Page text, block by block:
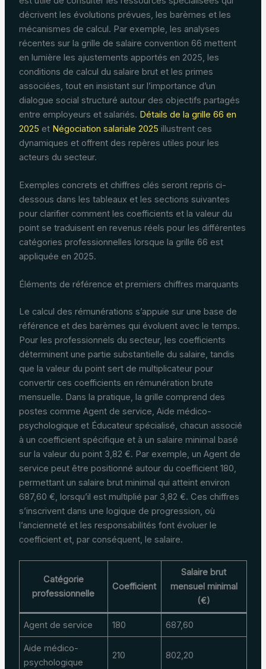
décrivent les évolutions prévues, les barèmes et les
mécanismes de calcul. Par exemple, les analyses
récentes sur la grille de salaire convention 66 mettent
en lumière les ajustements apportés en 2025, les
conditions de calcul du salaire brut et les primes
associées, tout en insistant sur l’importance d’un
dialogue social structuré autour des objectifs partagés
entre employeurs et salariés. Détails de la grille 66 en
2025 et Négociation salariale 2025 illustrent ces
dynamiques et offrent des repères utiles pour les
acteurs du secteur.
Exemples concrets et chiffres clés seront repris ci-
dessous dans les tableaux et les sections suivantes
pour clarifier comment les coefficients et la valeur du
point se traduisent en revenus réels pour les différentes
catégories professionnelles lorsque la grille 66 est
appliquée en 2025.
Éléments de référence et premiers chiffres marquants
Le calcul des rémunérations s’appuie sur une base de
référence et des barèmes qui évoluent avec le temps.
Pour les professionnels du secteur, les coefficients
déterminent une partie substantielle du salaire, tandis
que la valeur du point sert de multiplicateur pour
convertir ces coefficients en rémunération brute
mensuelle. Dans la pratique, la grille comprend des
postes comme Agent de service, Aide médico-
psychologique et Éducateur spécialisé, chacun associé
à un coefficient spécifique et à un salaire minimal basé
sur la valeur du point 3,82 €. Par exemple, un Agent de
service peut être positionné autour du coefficient 180,
permettant un salaire brut minimal qui atteint environ
687,60 €, lorsqu’il est multiplié par 3,82 €. Ces chiffres
s’inscrivent dans une logique de progression, où
l’ancienneté et les responsabilités font évoluer le
coefficient et, par conséquent, le salaire.
Catégorie
professionnelle
Coefficient
Salaire brut
mensuel minimal
(€)
Agent de service 180 687,60
Aide médico-
psychologique
210 802,20